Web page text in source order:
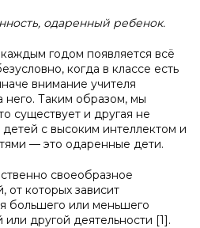
одаренный ребенок.
годом появляется всё
когда в классе есть
внимание учителя
Таким образом, мы
существует и другая не
с высоким интеллектом и
— это одаренные дети.
своеобразное
от которых зависит
большего или меньшего
другой деятельности [1].